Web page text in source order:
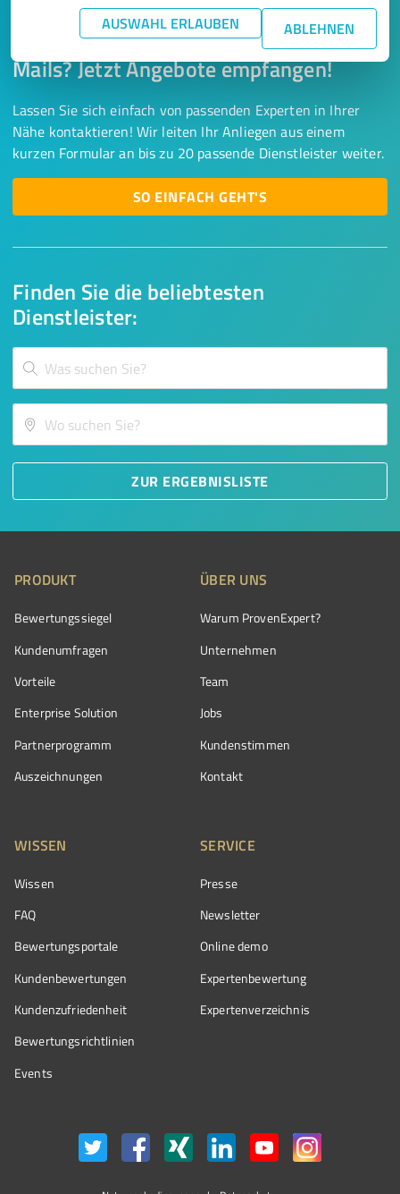
AUSWAHL ERLAUBEN ABLEHNEN
Finden Sie die beliebtesten
Dienstleister:
ZUR ERGEBNISLISTE
Keine Zeit für lange Recherchen und E-
Mails? Jetzt Angebote empfangen!
Lassen Sie sich einfach von passenden Experten in Ihrer
Nähe kontaktieren! Wir leiten Ihr Anliegen aus einem
kurzen Formular an bis zu 20 passende Dienstleister weiter.
SO EINFACH GEHT'S
PRODUKT
Bewertungssiegel
Kundenumfragen
Vorteile
Enterprise Solution
Partnerprogramm
Auszeichnungen
ÜBER UNS
Warum ProvenExpert?
Unternehmen
Team
Jobs
Kundenstimmen
Kontakt
WISSEN
Wissen
FAQ
Bewertungsportale
Kundenbewertungen
Kundenzufriedenheit
Bewertungs­richtlinien
Events
SERVICE
Presse
Newsletter
Online demo
Expertenbewertung
Expertenverzeichnis